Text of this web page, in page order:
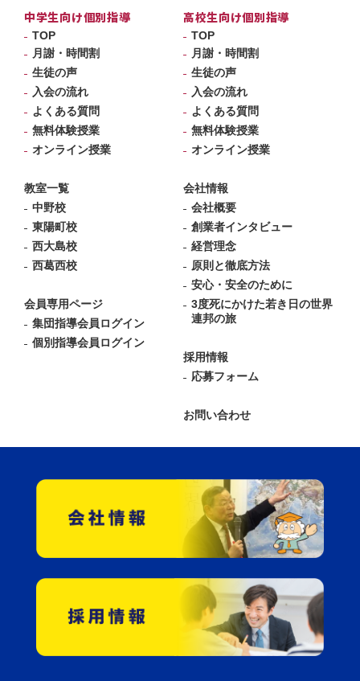
中学生向け個別指導
TOP
月謝・時間割
生徒の声
入会の流れ
よくある質問
無料体験授業
オンライン授業
高校生向け個別指導
TOP
月謝・時間割
生徒の声
入会の流れ
よくある質問
無料体験授業
オンライン授業
教室一覧
中野校
東陽町校
西大島校
西葛西校
会員専用ページ
集団指導会員ログイン
個別指導会員ログイン
会社情報
会社概要
創業者インタビュー
経営理念
原則と徹底方法
安心・安全のために
3度死にかけた若き日の世界
連邦の旅
採用情報
応募フォーム
お問い合わせ